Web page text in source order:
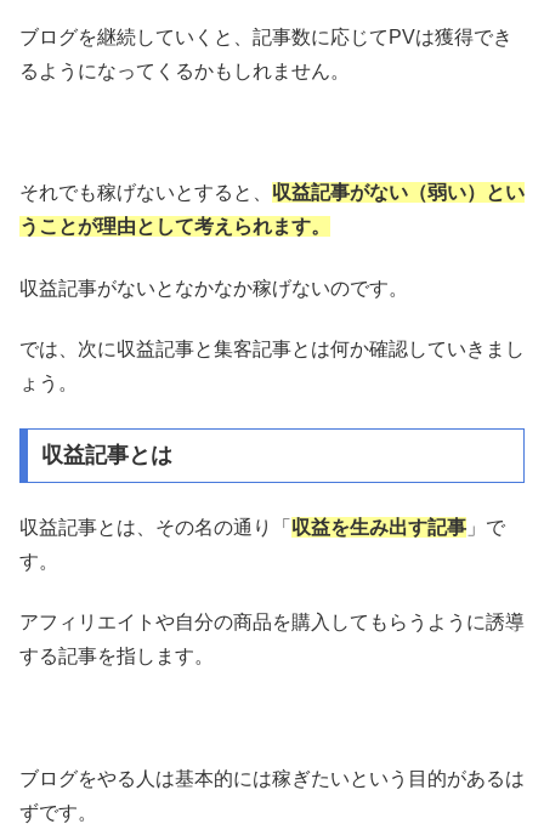
ブログを継続していくと、記事数に応じてPVは獲得でき
るようになってくるかもしれません。
それでも稼げないとすると、 収益記事がない（弱い）とい
うことが理由として考えられます。
収益記事がないとなかなか稼げないのです。
では、次に収益記事と集客記事とは何か確認していきまし
ょう。
収益記事とは
収益記事とは、その名の通り「 収益を生み出す記事 」で
す。
アフィリエイトや自分の商品を購入してもらうように誘導
する記事を指します。
ブログをやる人は基本的には稼ぎたいという目的があるは
ずです。